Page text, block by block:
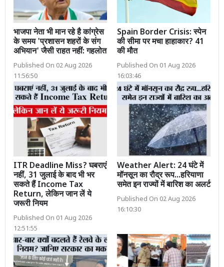
भाजपा नेता भी मान रहे है कांग्रेस
के समय 'प्रशासन शहरों के संग
अभियान' जैसी राहत नहीं: गहलोत
Published On 02 Aug 2026
11:56:50
Spain Border Crisis: स्पेन
की सीमा पर मचा हाहाकार? 41
की मौत
Published On 01 Aug 2026
16:03:46
ITR Deadline Miss? घबराएं
नहीं, 31 जुलाई के बाद भी भर
सकते हैं Income Tax
Return, लेकिन जान लें ये
जरूरी नियम
Published On 01 Aug 2026
12:51:55
Weather Alert: 24 घंटे में
मॉनसून का रौद्र रूप...हरियाणा
समेत इन राज्यों में बारिश का अलर्ट
Published On 02 Aug 2026
16:10:30